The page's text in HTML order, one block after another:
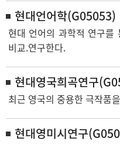
현대언어학(G05053)
현대 언어의 과학적 연구를
비교.연구한다.
현대영국희곡연구
최근 영국의 중용한 극작품
현대영미시연구